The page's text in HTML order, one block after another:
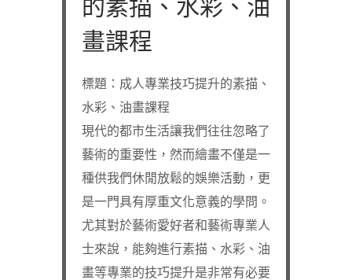
的素描、水彩、油
畫課程
標題：成人專業技巧提升的素描、
水彩、油畫課程
現代的都市生活讓我們往往忽略了
藝術的重要性，然而繪畫不僅是一
種供我們休閒放鬆的娛樂活動，更
是一門具有厚重文化意義的學問。
尤其對於藝術愛好者和藝術專業人
士來說，能夠進行素描、水彩、油
畫等專業的技巧提升是非常有必要